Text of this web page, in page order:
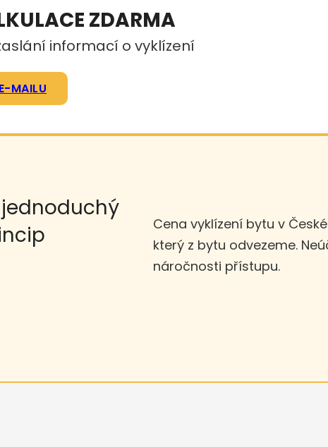
ZDARMA
informací o vyklízení
MAILU
Cena vyklízení bytu v
který z bytu odvezeme.
náročnosti přístupu.